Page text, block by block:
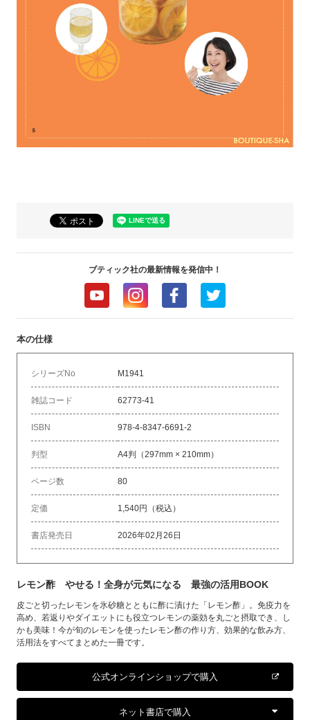
ブティック社の最新情報を発信中！
本の仕様
シリーズNo M1941
雑誌コード 62773-41
ISBN 978-4-8347-6691-2
判型 A4判（297mm × 210mm）
ページ数 80
定価 1,540円（税込）
書店発売日 2026年02月26日
レモン酢 やせる！全身が元気になる 最強の活用BOOK
皮ごと切ったレモンを氷砂糖とともに酢に漬けた「レモン酢」。免疫力を
高め、若返りやダイエットにも役立つレモンの薬効を丸ごと摂取でき、し
かも美味！今が旬のレモンを使ったレモン酢の作り方、効果的な飲み方、
活用法をすべてまとめた一冊です。
公式オンラインショップで購入
ネット書店で購入